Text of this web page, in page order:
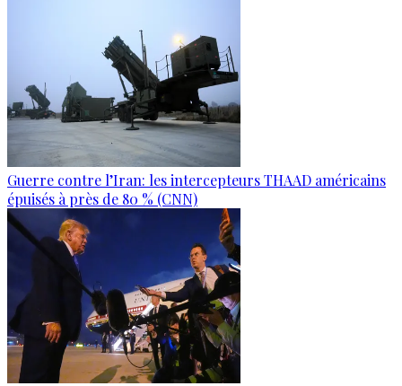
Guerre contre l’Iran: les intercepteurs THAAD américains
épuisés à près de 80 % (CNN)